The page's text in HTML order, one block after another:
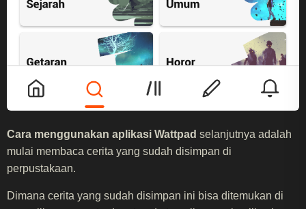
Cara menggunakan aplikasi Wattpad selanjutnya adalah
mulai membaca cerita yang sudah disimpan di
perpustakaan.
Dimana cerita yang sudah disimpan ini bisa ditemukan di